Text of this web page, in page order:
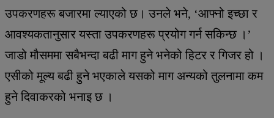
उपकरणहरू बजारमा ल्याएको छ। उनले भने, ‘आफ्नो इच्छा र
आवश्यकतानुसार यस्ता उपकरणहरू प्रयोग गर्न सकिन्छ ।’
जाडो मौसममा सबैभन्दा बढी माग हुने भनेको हिटर र गिजर हो ।
एसीको मूल्य बढी हुने भएकाले यसको माग अन्यको तुलनामा कम
हुने दिवाकरको भनाइ छ ।